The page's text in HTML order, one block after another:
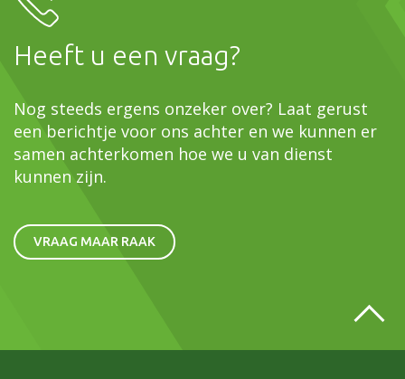
Heeft u een vraag?
Nog steeds ergens onzeker over? Laat gerust
een berichtje voor ons achter en we kunnen er
samen achterkomen hoe we u van dienst
kunnen zijn.
VRAAG MAAR RAAK